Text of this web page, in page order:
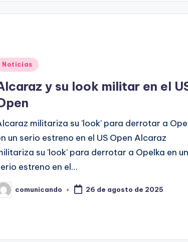
Noticias
y su look militar en el
militariza su 'look' para derrotar a
un serio estreno en el US Open Alcaraz
su 'look' para derrotar a Opelka en un
estreno en el…
comunicando 26 de agosto de 2025